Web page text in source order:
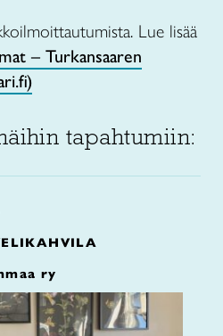
Lue lisää
– Turkansaaren
tapahtumiin:
ry